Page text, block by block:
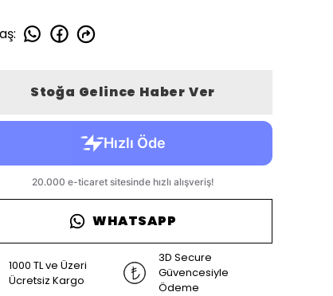
:
Stoğa Gelince Haber Ver
WHATSAPP
1000 TL ve Üzeri
Ücretsiz Kargo
3D Secure
Güvencesiyle
Ödeme